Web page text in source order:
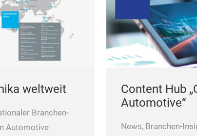
weltweit
Branchen-
Automotive
Content Hub
Automotive“
News, Branchen-